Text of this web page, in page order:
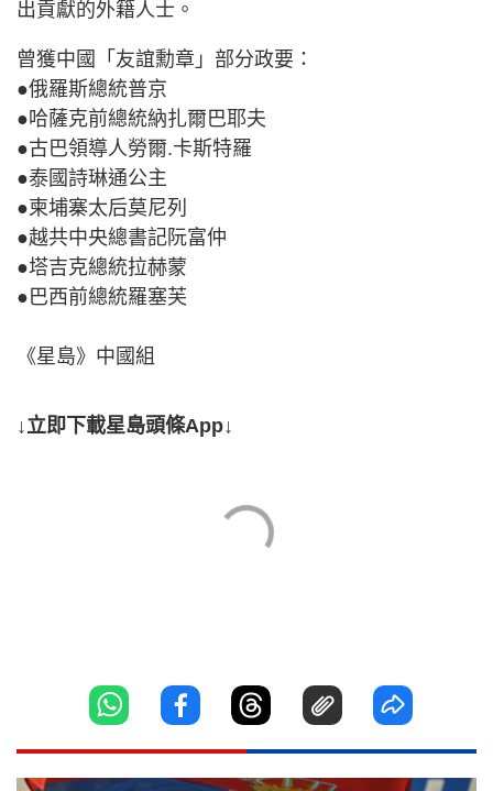
出貢獻的外籍人士。
曾獲中國「友誼勳章」部分政要：
●俄羅斯總統普京
●哈薩克前總統納扎爾巴耶夫
●古巴領導人勞爾.卡斯特羅
●泰國詩琳通公主
●柬埔寨太后莫尼列
●越共中央總書記阮富仲
●塔吉克總統拉赫蒙
●巴西前總統羅塞芙
《星島》中國組
↓立即下載星島頭條App↓